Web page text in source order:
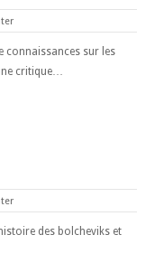
connaissances sur les
critique…
des bolcheviks et